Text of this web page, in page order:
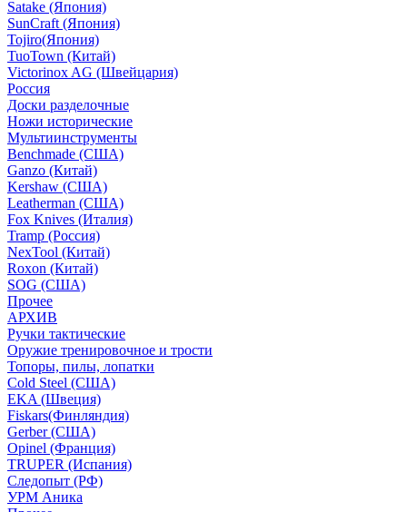
Satake (Япония)
SunCraft (Япония)
Tojiro(Япония)
TuoTown (Китай)
Victorinox AG (Швейцария)
Россия
Доски разделочные
Ножи исторические
Мультиинструменты
Benchmade (США)
Ganzo (Китай)
Kershaw (США)
Leatherman (США)
Fox Knives (Италия)
Tramp (Россия)
NexTool (Китай)
Roxon (Китай)
SOG (США)
Прочее
АРХИВ
Ручки тактические
Оружие тренировочное и трости
Топоры, пилы, лопатки
Cold Steel (США)
EKA (Швеция)
Fiskars(Финляндия)
Gerber (США)
Opinel (Франция)
TRUPER (Испания)
Следопыт (РФ)
УРМ Аника